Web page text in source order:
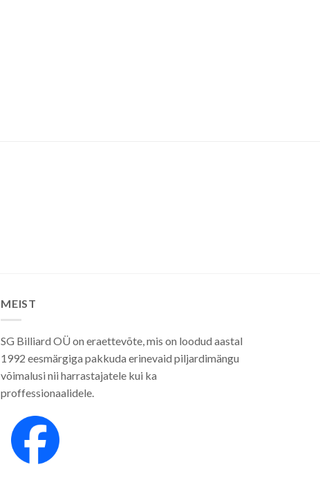
MEIST
SG Billiard OÜ on eraettevõte, mis on loodud aastal
1992 eesmärgiga pakkuda erinevaid piljardimängu
võimalusi nii harrastajatele kui ka
proffessionaalidele.